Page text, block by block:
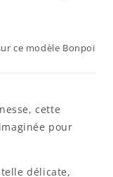
ce modèle Bonpoint
cette
pour
délicate,